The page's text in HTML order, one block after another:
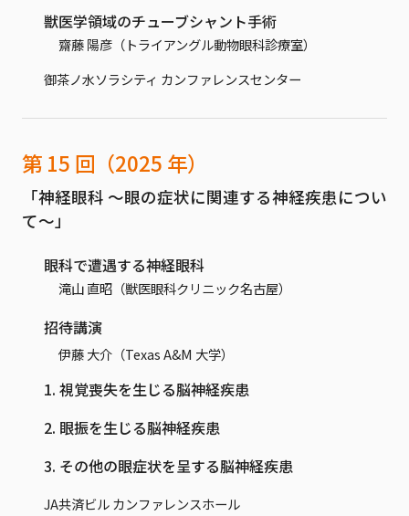
獣医学領域のチューブシャント手術
齋藤 陽彦（トライアングル動物眼科診療室）
御茶ノ水ソラシティ カンファレンスセンター
第 15 回（2025 年）
「神経眼科 〜眼の症状に関連する神経疾患につい
て〜」
眼科で遭遇する神経眼科
滝山 直昭（獣医眼科クリニック名古屋）
招待講演
伊藤 大介（Texas A&M 大学）
1. 視覚喪失を生じる脳神経疾患
2. 眼振を生じる脳神経疾患
3. その他の眼症状を呈する脳神経疾患
JA共済ビル カンファレンスホール